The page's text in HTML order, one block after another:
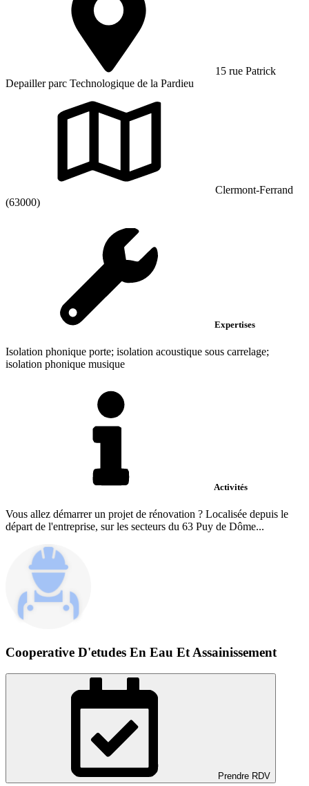
15 rue Patrick
Depailler parc Technologique de la Pardieu
Clermont-Ferrand
(63000)
Expertises
Isolation phonique porte; isolation acoustique sous carrelage;
isolation phonique musique
Activités
Vous allez démarrer un projet de rénovation ? Localisée depuis le
départ de l'entreprise, sur les secteurs du 63 Puy de Dôme...
Cooperative D'etudes En Eau Et Assainissement
Prendre RDV